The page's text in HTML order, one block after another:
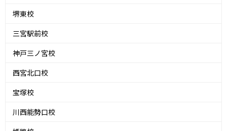
堺東校
三宮駅前校
神戸三ノ宮校
西宮北口校
宝塚校
川西能勢口校